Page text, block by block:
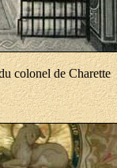
colonel de Charette